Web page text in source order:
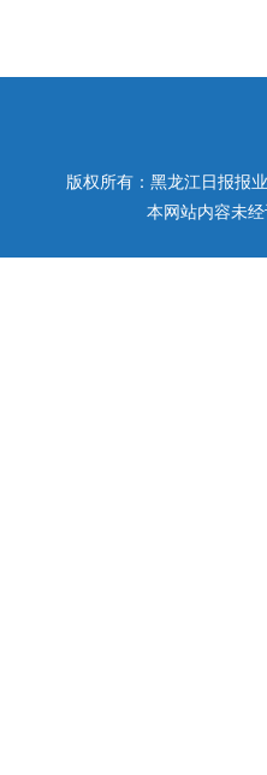
版权所有：黑龙江日报报
本网站内容未